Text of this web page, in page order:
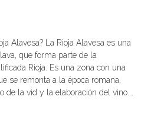
Alavesa? La Rioja Alavesa es una
que forma parte de la
Rioja. Es una zona con una
se remonta a la época romana,
de la vid y la elaboración del vino.…